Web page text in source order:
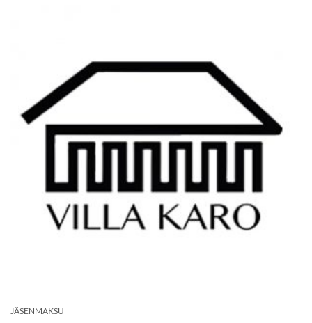
JÄSENMAKSU